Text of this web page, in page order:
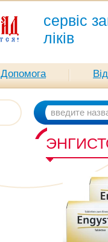
сервіс
ліків
Допомога